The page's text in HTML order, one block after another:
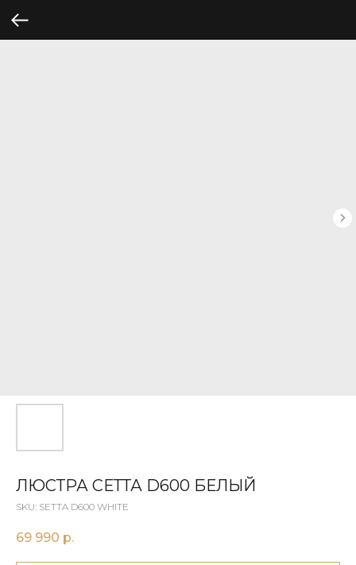
ЛЮСТРА СЕТТА D600 БЕЛЫЙ
SKU: SETTA D600 WHITE
69 990 р.